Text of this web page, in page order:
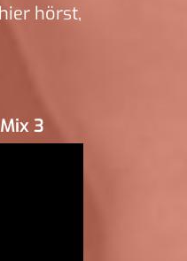
hörst,
3